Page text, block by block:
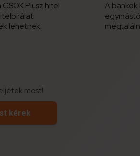
Plusz hitel
lehetnek.
A
most!
kérek